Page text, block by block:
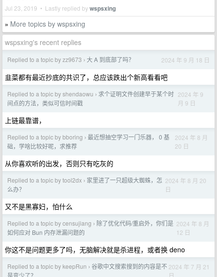
Jul 23, 2019 • Lastly replied bywspsxing
» More topics by wspsxing
wspsxing's recent replies
Replied to a topic by zz9673 › 大 A 到底部了吗？ 2024 年 9 月 18 日
韭菜都有最近抄底的共识了，总应该跌出个新高看看吧
Replied to a topic by shendaowu › 求个证明文件创建早于某个时
间点的方法，类似可信时间戳
2024 年 9
月 9 日
上链最靠谱，
Replied to a topic by bboring › 最近想抽空学习一门乐器， 0 基
础，学啥比较好呢，求推荐
2024 年 8 月
20 日
从你喜欢听的出发，否则只有吃灰的
Replied to a topic by tool2dx › 家里进了一只超级大蜘蛛，怎
么办？
2024 年 8 月 20
日
又不是黑寡妇，怕什么
Replied to a topic by censujiang › 除了优化代码/重启外，你们是
如何应对 Bun 内存泄漏问题的
2024 年 8 月
12 日
你这不是问题更多了吗，无脑解决就是杀进程，或者换 deno
Replied to a topic by keepRun › 谷歌中文搜索搜到的内容是不
是变少了？
2024 年 7 月 21
日